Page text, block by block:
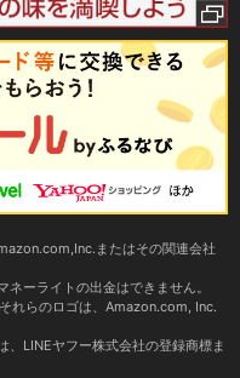
またはその関連会社
ーライトの出金はできません。
れらのロゴは、Amazon.com, Inc.
、LINEヤフー株式会社の登録商標ま